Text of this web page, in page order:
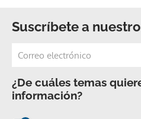
Suscríbete a
¿De cuáles temas
información?